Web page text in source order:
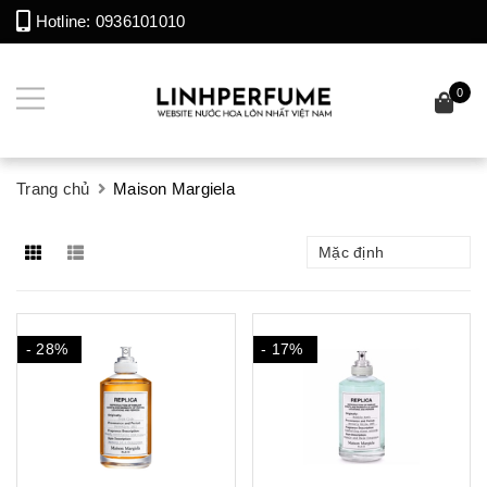
Hotline: 0936101010
0
Trang chủ Maison Margiela
Mặc định
- 28% - 17%